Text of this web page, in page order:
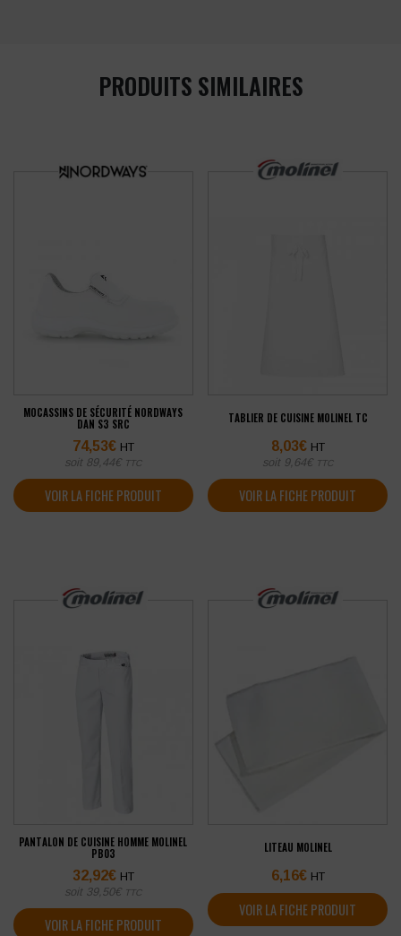
PRODUITS SIMILAIRES
MOCASSINS DE SÉCURITÉ NORDWAYS
DAN S3 SRC
74,53€ HT
soit 89,44€ TTC
VOIR LA FICHE PRODUIT
TABLIER DE CUISINE MOLINEL TC
8,03€ HT
soit 9,64€ TTC
VOIR LA FICHE PRODUIT
PANTALON DE CUISINE HOMME MOLINEL
PB03
32,92€ HT
soit 39,50€ TTC
VOIR LA FICHE PRODUIT
LITEAU MOLINEL
6,16€ HT
VOIR LA FICHE PRODUIT